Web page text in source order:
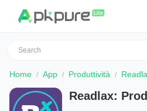
Home App Produttività
Readlax: